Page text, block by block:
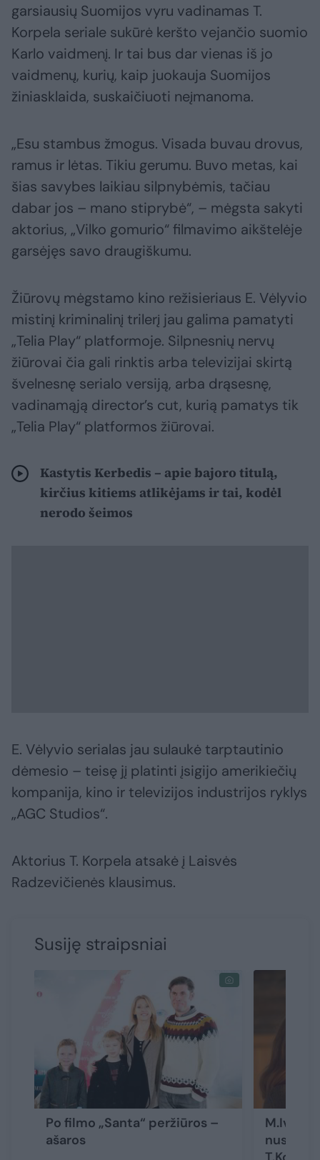
garsiausių Suomijos vyru vadinamas T.
Korpela seriale sukūrė keršto vejančio suomio
Karlo vaidmenį. Ir tai bus dar vienas iš jo
vaidmenų, kurių, kaip juokauja Suomijos
žiniasklaida, suskaičiuoti neįmanoma.
„Esu stambus žmogus. Visada buvau drovus,
ramus ir lėtas. Tikiu gerumu. Buvo metas, kai
šias savybes laikiau silpnybėmis, tačiau
dabar jos – mano stiprybė“, – mėgsta sakyti
aktorius, „Vilko gomurio“ filmavimo aikštelėje
garsėjęs savo draugiškumu.
Žiūrovų mėgstamo kino režisieriaus E. Vėlyvio
mistinį kriminalinį trilerį jau galima pamatyti
„Telia Play“ platformoje. Silpnesnių nervų
žiūrovai čia gali rinktis arba televizijai skirtą
švelnesnę serialo versiją, arba drąsesnę,
vadinamąją director’s cut, kurią pamatys tik
„Telia Play“ platformos žiūrovai.
Kastytis Kerbedis – apie bajoro titulą,
kirčius kitiems atlikėjams ir tai, kodėl
nerodo šeimos
E. Vėlyvio serialas jau sulaukė tarptautinio
dėmesio – teisę jį platinti įsigijo amerikiečių
kompanija, kino ir televizijos industrijos ryklys
„AGC Studios“.
Aktorius T. Korpela atsakė į Laisvės
Radzevičienės klausimus.
Susiję straipsniai
Po filmo „Santa“ peržiūros –
ašaros